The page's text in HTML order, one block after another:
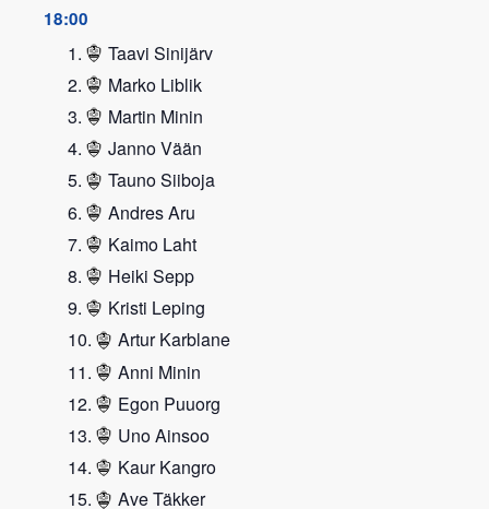
18:00
Taavi Sinijärv
Marko Liblik
Martin Minin
Janno Vään
Tauno Siiboja
Andres Aru
Kaimo Laht
Heiki Sepp
Kristi Leping
Artur Karblane
Anni Minin
Egon Puuorg
Uno Ainsoo
Kaur Kangro
Ave Täkker